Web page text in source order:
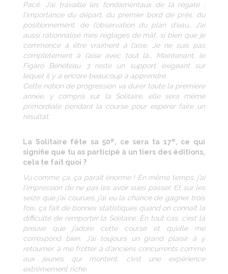
Pacé. J’ai travaillé les fondamentaux de la régate :
l’importance du départ, du premier bord de près, du
positionnement, de l’observation du plan d’eau… J’ai
aussi rationnalisé mes réglages de mât, si bien que je
commence à être vraiment à l’aise. Je ne suis pas
complètement à l’aise avec tout là… Maintenant, le
Figaro Bénéteau 3 reste un support exigeant sur
lequel il y a encore beaucoup à apprendre.
Cette notion de progression va durer toute la première
année, y compris sur la Solitaire, elle sera même
primordiale pendant la course pour espérer faire un
résultat.
La Solitaire fête sa 50e, ce sera ta 17e, ce qui
signifie que tu as participé à un tiers des éditions,
cela te fait quoi ?
Vu comme ça, ça paraît énorme ! En même temps, j’ai
l’impression de ne pas les avoir vues passer. Et sur les
seize que j’ai courues, j’ai eu la chance de gagner trois
fois, ça fait de bonnes statistiques quand on connaît la
difficulté de remporter la Solitaire. En tout cas, c’est la
preuve que j’adore cette course et qu’elle me
correspond bien. J’ai toujours un grand plaisir à y
retourner, à me frotter à d’anciens concurrents comme
aux jeunes qui montent, c’est une expérience
extrêmement riche.